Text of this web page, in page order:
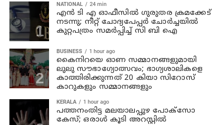
NATIONAL 24 min
എന്‍ ടി എ ഓഫീസില്‍ ഗുരുതര ക്രമക്കേട്
നടന്നു; നീറ്റ് ചോദ്യപേപ്പര്‍ ചോര്‍ച്ചയില്‍
കുറ്റപത്രം സമര്‍പ്പിച്ച് സി ബി ഐ
BUSINESS 1 hour ago
കൈനിറയെ ഓണ സമ്മാനങ്ങളുമായി
ലുലു സൗഭാ​ഗ്യോത്സവം; ഭാ​ഗ്യശാലികളെ
കാത്തിരിക്കുന്നത് 20 കിയാ സിറോസ്
കാറുകളും സമ്മാനങ്ങളും
KERALA 1 hour ago
പത്തനംതിട്ട മലയാലപ്പുഴ പോക്സോ
കേസ്; ഒരാള്‍ കൂടി അറസ്റ്റില്‍